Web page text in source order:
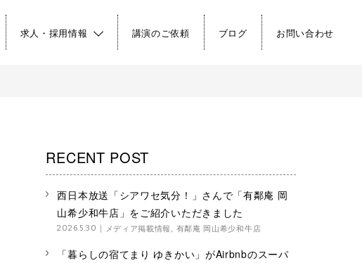
求人・採用情報 講演のご依頼 ブログ お問い合わせ
RECENT POST
西日本放送「シアワセ気分！」さんで「有鄰庵 岡
山希少和牛店」をご紹介いただきました
2026.5.30 メディア掲載情報 有鄰庵 岡山希少和牛店
「暮らしの宿てまり ゆきかい」がAirbnbのスーパ